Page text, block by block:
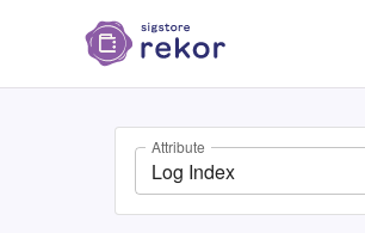
Attribute
Log Index